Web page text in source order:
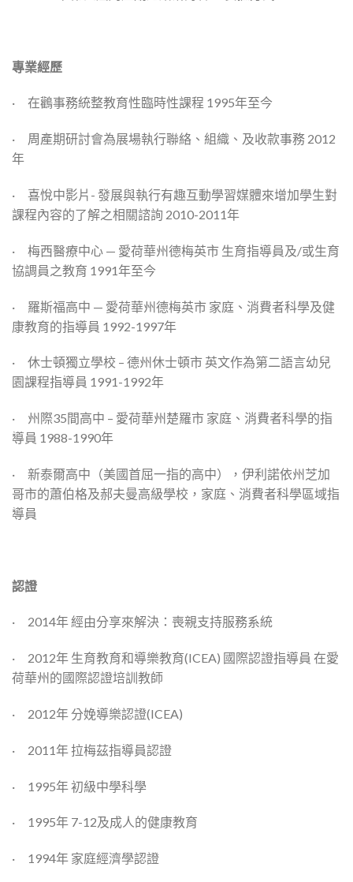
專業經歷
· 在鸛事務統整教育性臨時性課程 1995年至今
· 周產期研討會為展場執行聯絡、組織、及收款事務 2012
年
· 喜悅中影片- 發展與執行有趣互動學習媒體來增加學生對
課程內容的了解之相關諮詢 2010-2011年
· 梅西醫療中心 — 愛荷華州德梅英市 生育指導員及/或生育
協調員之教育 1991年至今
· 羅斯福高中 — 愛荷華州德梅英市 家庭、消費者科學及健
康教育的指導員 1992-1997年
· 休士頓獨立學校 – 德州休士頓市 英文作為第二語言幼兒
園課程指導員 1991-1992年
· 州際35間高中 – 愛荷華州楚羅市 家庭、消費者科學的指
導員 1988-1990年
· 新泰爾高中（美國首屈一指的高中），伊利諾依州芝加
哥市的蕭伯格及郝夫曼高級學校，家庭、消費者科學區域指
導員
認證
· 2014年 經由分享來解決：喪親支持服務系統
· 2012年 生育教育和導樂教育(ICEA) 國際認證指導員 在愛
荷華州的國際認證培訓教師
· 2012年 分娩導樂認證(ICEA)
· 2011年 拉梅茲指導員認證
· 1995年 初級中學科學
· 1995年 7-12及成人的健康教育
· 1994年 家庭經濟學認證